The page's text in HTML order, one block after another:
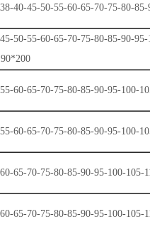
40-45-50-55-60-65-70-75-80-
50-55-60-65-70-75-80-85-90-95-
60-65-70-75-80-85-90-95-100-
60-65-70-75-80-85-90-95-100-
65-70-75-80-85-90-95-100-
65-70-75-80-85-90-95-100-